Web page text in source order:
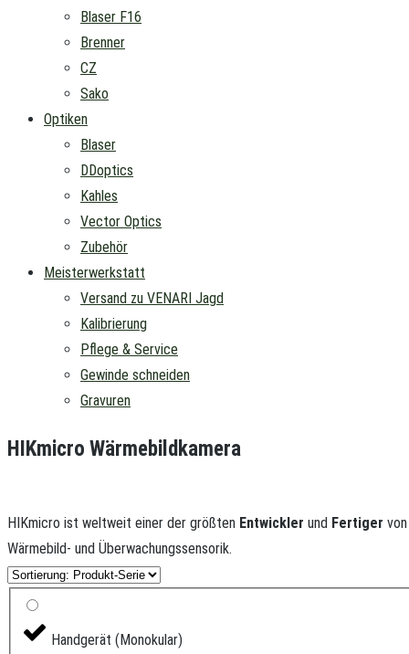
Blaser F16
Brenner
CZ
Sako
Optiken
Blaser
DDoptics
Kahles
Vector Optics
Zubehör
Meisterwerkstatt
Versand zu VENARI Jagd
Kalibrierung
Pflege & Service
Gewinde schneiden
Gravuren
HIKmicro Wärmebildkamera
HIKmicro ist weltweit einer der größten Entwickler und Fertiger von
Wärmebild- und Überwachungssensorik.
Handgerät (Monokular)